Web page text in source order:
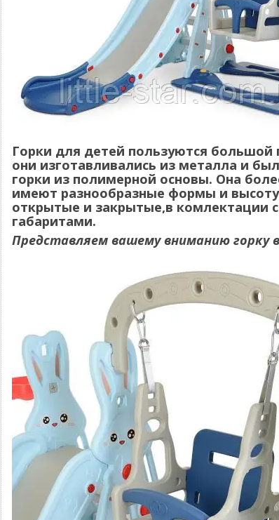
Горки для детей пользуются
они изготавливались из металла и
горки из полимерной основы. Она
имеют разнообразные формы и
открытые и закрытые,в комлектации
габаритами.
Представляем вашему вниманию горку